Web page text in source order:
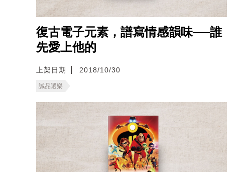
復古電子元素，譜寫情感韻味──誰
先愛上他的
上架日期 2018/10/30
誠品選樂